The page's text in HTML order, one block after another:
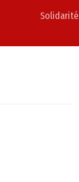
Solidarité